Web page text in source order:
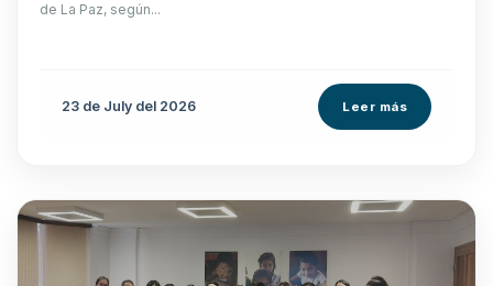
de La Paz, según...
23 de July del 2026 Leer más